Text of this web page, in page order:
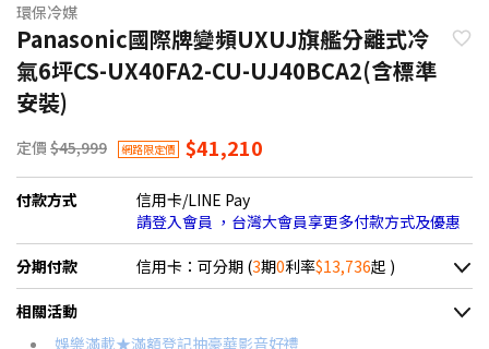
環保冷媒
Panasonic國際牌變頻UXUJ旗艦分離式冷
氣6坪CS-UX40FA2-CU-UJ40BCA2(含標準
安裝)
定價 $45,999 網路限定價 $41,210
付款方式
信用卡/LINE Pay
請登入會員 ，台灣大會員享更多付款方式及優惠
分期付款 信用卡：可分期 (3期0利率$13,736起 )
＊實際可分期數、適用利率，請以購物車顯示為主
信用卡分期
相關活動
娛樂滿載★滿額登記抽豪華影音好禮